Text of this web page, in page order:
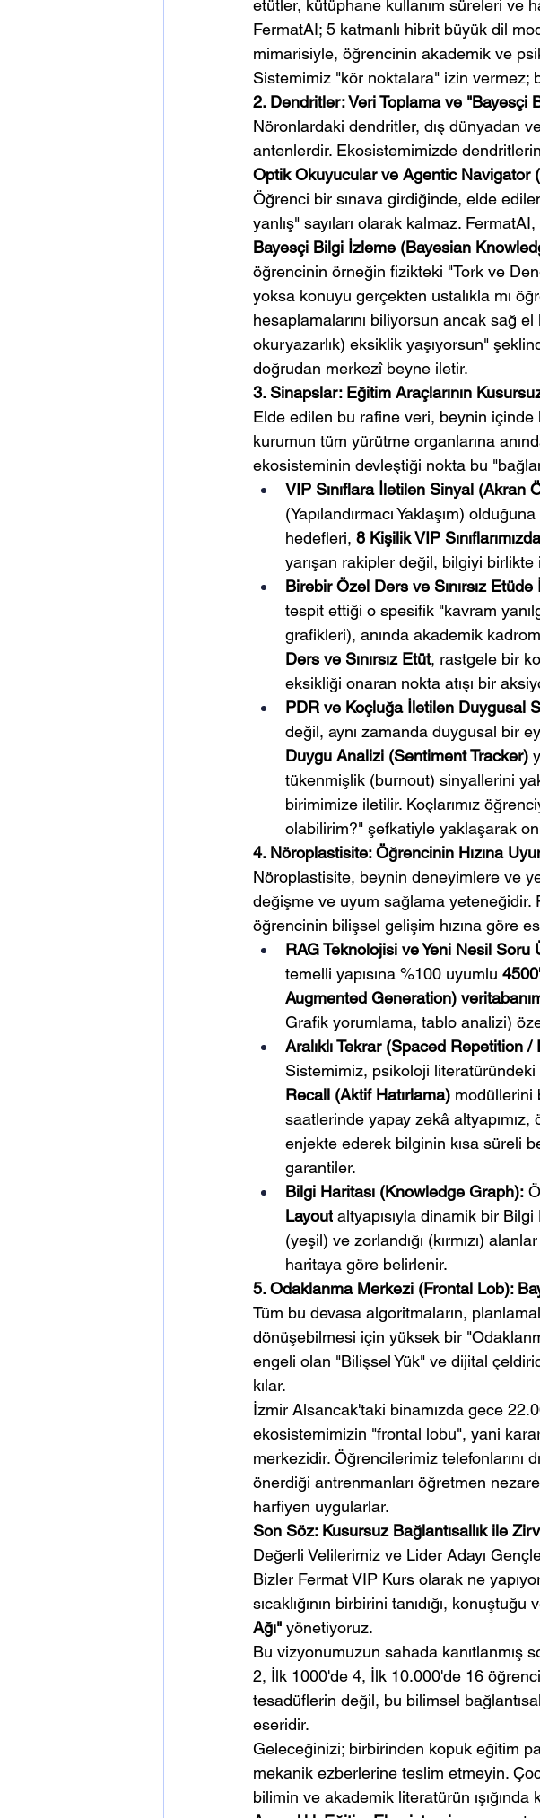
etütler, kütüphane kullanım süreleri ve
FermatAI; 5 katmanlı hibrit büyük dil
mimarisiyle, öğrencinin akademik ve
Sistemimiz "kör noktalara" izin vermez;
2. Dendritler: Veri Toplama ve "Bayesçi
Nöronlardaki dendritler, dış dünyadan
antenlerdir. Ekosistemimizde
Optik Okuyucular ve Agentic Navigator
Öğrenci bir sınava girdiğinde, elde
yanlış" sayıları olarak kalmaz.
Bayesçi Bilgi İzleme (Bayesian
öğrencinin örneğin fizikteki "Tork ve
yoksa konuyu gerçekten ustalıkla mı
hesaplamalarını biliyorsun ancak sağ
okuryazarlık) eksiklik yaşıyorsun"
doğrudan merkezî beyne iletir.
3. Sinapslar: Eğitim Araçlarının
Elde edilen bu rafine veri, beynin içinde
kurumun tüm yürütme organlarına
ekosisteminin devleştiği nokta bu
VIP Sınıflara İletilen Sinyal (Akran
(Yapılandırmacı Yaklaşım)
hedefleri, 8 Kişilik VIP Sınıflarımızda
yarışan rakipler değil, bilgiyi birlikte
Birebir Özel Ders ve Sınırsız
tespit ettiği o spesifik "kavram
grafikleri), anında akademik
Ders ve Sınırsız Etüt, rastgele bir
eksikliği onaran nokta atışı bir
PDR ve Koçluğa İletilen Duygusal
değil, aynı zamanda duygusal bir
Duygu Analizi (Sentiment Tracker)
tükenmişlik (burnout) sinyallerini
birimimize iletilir. Koçlarımız
olabilirim?" şefkatiyle yaklaşarak
4. Nöroplastisite: Öğrencinin Hızına
Nöroplastisite, beynin deneyimlere ve
değişme ve uyum sağlama
öğrencinin bilişsel gelişim hızına göre
RAG Teknolojisi ve Yeni Nesil Soru
temelli yapısına %100 uyumlu
Augmented Generation)
Grafik yorumlama, tablo analizi)
Aralıklı Tekrar (Spaced Repetition
Sistemimiz, psikoloji
Recall (Aktif Hatırlama) modüllerini
saatlerinde yapay zekâ
enjekte ederek bilginin kısa süreli
garantiler.
Bilgi Haritası (Knowledge Graph):
Layout altyapısıyla dinamik bir
(yeşil) ve zorlandığı (kırmızı)
haritaya göre belirlenir.
5. Odaklanma Merkezi (Frontal Lob):
Tüm bu devasa algoritmaların,
dönüşebilmesi için yüksek bir
engeli olan "Bilişsel Yük" ve dijital
kılar.
İzmir Alsancak'taki binamızda gece
ekosistemimizin "frontal lobu", yani
merkezidir. Öğrencilerimiz telefonlarını
önerdiği antrenmanları öğretmen
harfiyen uygularlar.
Son Söz: Kusursuz Bağlantısallık ile
Değerli Velilerimiz ve Lider Adayı
Bizler Fermat VIP Kurs olarak ne
sıcaklığının birbirini tanıdığı,
Ağı" yönetiyoruz.
Bu vizyonumuzun sahada kanıtlanmış
2, İlk 1000'de 4, İlk 10.000'de 16
tesadüflerin değil, bu bilimsel
eseridir.
Geleceğinizi; birbirinden kopuk eğitim
mekanik ezberlerine teslim etmeyin.
bilimin ve akademik literatürün